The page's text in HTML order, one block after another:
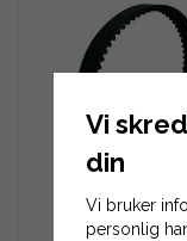
Tannreim 240L-
Vi
din
Vi bruker
personlig